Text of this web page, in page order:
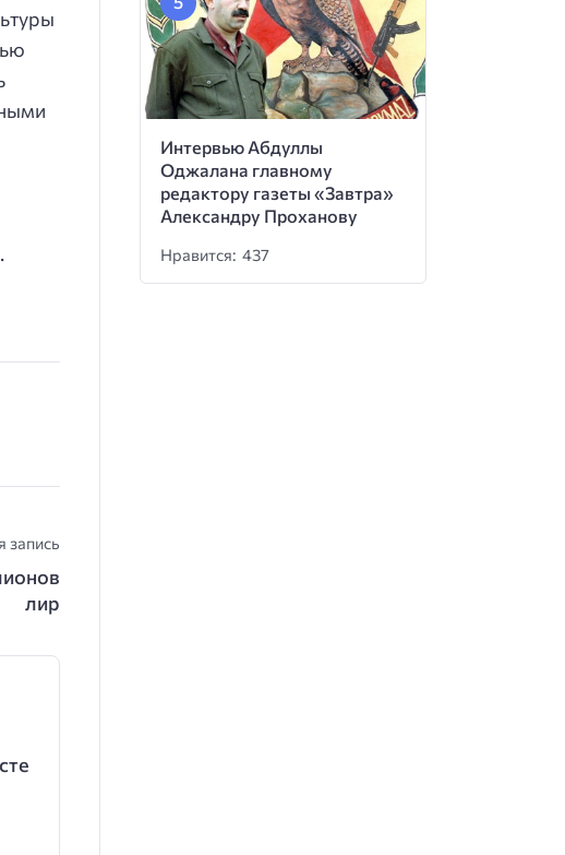
лир
Интервью Абдуллы
Оджалана главному
редактору газеты «Завтра»
Александру Проханову
Нравится: 437